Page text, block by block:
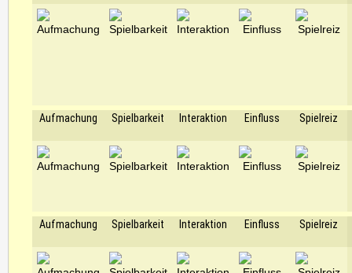
Aufmachung Spielbarkeit Interaktion Einfluss Spielreiz
Aufmachung Spielbarkeit Interaktion Einfluss Spielreiz